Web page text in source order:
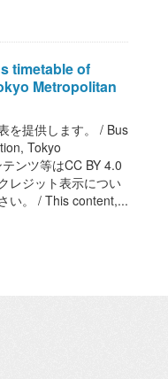
timetable of
Metropolitan
を提供します。 / Bus
Tokyo
ンツ等はCC BY 4.0
レジット表示につい
い。 / This content,...